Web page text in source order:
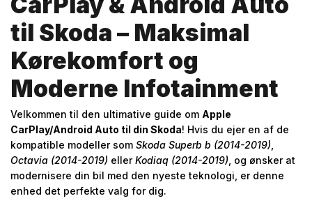
til Skoda – Maksimal
Kørekomfort og
Moderne Infotainment
Velkommen til den ultimative guide om Apple
CarPlay/Android Auto til din Skoda! Hvis du ejer en af de
kompatible modeller som Skoda Superb b (2014-2019)
Octavia (2014-2019) ellerKodiaq (2014-2019) , og ønsker at
modernisere din bil med den nyeste teknologi, er denne
enhed det perfekte valg for dig.